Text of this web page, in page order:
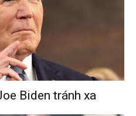
Biden tránh xa